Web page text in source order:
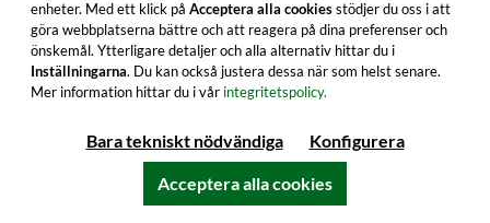
Hampden 2016/2025 - 9 år gammal
Rum LROK Series #3 (Velier) (1,5 liter)
Upplev den intensiva Hampden Rom med 60%
Vol. i den begränsade Christina De Middel
Edition! Prova nu!
enheter. Med ett klick på Acceptera alla cookiesstödjer du oss i att
göra webbplatserna bättre och att reagera på dina preferenser och
önskemål. Ytterligare detaljer och alla alternativ hittar du i
Inställningarna. Du kan också justera dessa när som helst senare.
Mer information hittar du i vår integritetspolicy.
Bara tekniskt nödvändiga Konfigurera
Acceptera alla cookies